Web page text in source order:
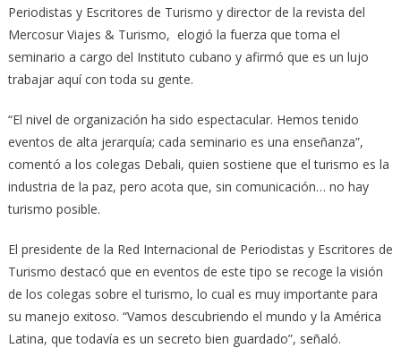
Periodistas y Escritores de Turismo y director de la revista del
Mercosur Viajes & Turismo, elogió la fuerza que toma el
seminario a cargo del Instituto cubano y afirmó que es un lujo
trabajar aquí con toda su gente.
“El nivel de organización ha sido espectacular. Hemos tenido
eventos de alta jerarquía; cada seminario es una enseñanza”,
comentó a los colegas Debali, quien sostiene que el turismo es la
industria de la paz, pero acota que, sin comunicación… no hay
turismo posible.
El presidente de la Red Internacional de Periodistas y Escritores de
Turismo destacó que en eventos de este tipo se recoge la visión
de los colegas sobre el turismo, lo cual es muy importante para
su manejo exitoso. “Vamos descubriendo el mundo y la América
Latina, que todavía es un secreto bien guardado”, señaló.